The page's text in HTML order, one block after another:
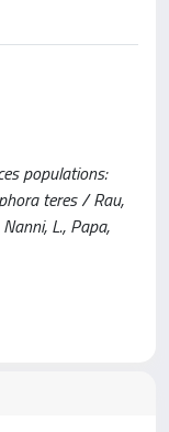
populations:
teres / Rau,
L., Papa,